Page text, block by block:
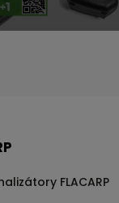
FLACARP